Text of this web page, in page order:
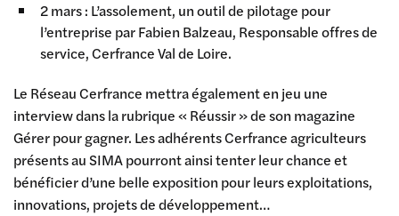
2 mars : L’assolement, un outil de pilotage pour
l’entreprise par Fabien Balzeau, Responsable offres de
service, Cerfrance Val de Loire.
Le Réseau Cerfrance mettra également en jeu une
interview dans la rubrique « Réussir » de son magazine
Gérer pour gagner. Les adhérents Cerfrance agriculteurs
présents au SIMA pourront ainsi tenter leur chance et
bénéficier d’une belle exposition pour leurs exploitations,
innovations, projets de développement…